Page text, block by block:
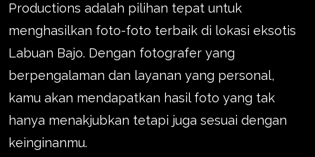
Productions adalah pilihan tepat untuk
menghasilkan foto-foto terbaik di lokasi eksotis
Labuan Bajo. Dengan fotografer yang
berpengalaman dan layanan yang personal,
kamu akan mendapatkan hasil foto yang tak
hanya menakjubkan tetapi juga sesuai dengan
keinginanmu.